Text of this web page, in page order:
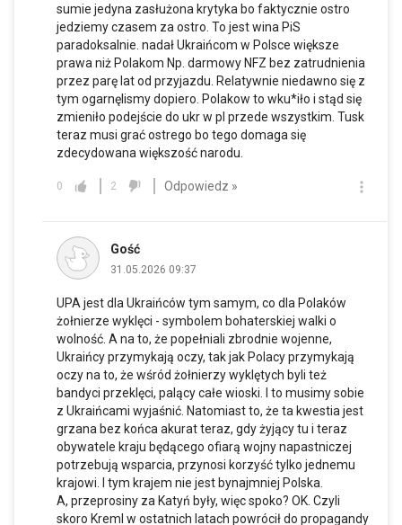
sumie jedyna zasłużona krytyka bo faktycznie ostro
jedziemy czasem za ostro. To jest wina PiS
paradoksalnie. nadał Ukraińcom w Polsce większe
prawa niż Polakom Np. darmowy NFZ bez zatrudnienia
przez parę lat od przyjazdu. Relatywnie niedawno się z
tym ogarnęlismy dopiero. Polakow to wku*iło i stąd się
zmieniło podejście do ukr w pl przede wszystkim. Tusk
teraz musi grać ostrego bo tego domaga się
zdecydowana większość narodu.
0 2 Odpowiedz »
Gość
31.05.2026 09:37
UPA jest dla Ukraińców tym samym, co dla Polaków
żołnierze wyklęci - symbolem bohaterskiej walki o
wolność. A na to, że popełniali zbrodnie wojenne,
Ukraińcy przymykają oczy, tak jak Polacy przymykają
oczy na to, że wśród żołnierzy wyklętych byli też
bandyci przeklęci, palący całe wioski. I to musimy sobie
z Ukraińcami wyjaśnić. Natomiast to, że ta kwestia jest
grzana bez końca akurat teraz, gdy żyjący tu i teraz
obywatele kraju będącego ofiarą wojny napastniczej
potrzebują wsparcia, przynosi korzyść tylko jednemu
krajowi. I tym krajem nie jest bynajmniej Polska.
A, przeprosiny za Katyń były, więc spoko? OK. Czyli
skoro Kreml w ostatnich latach powrócił do propagandy